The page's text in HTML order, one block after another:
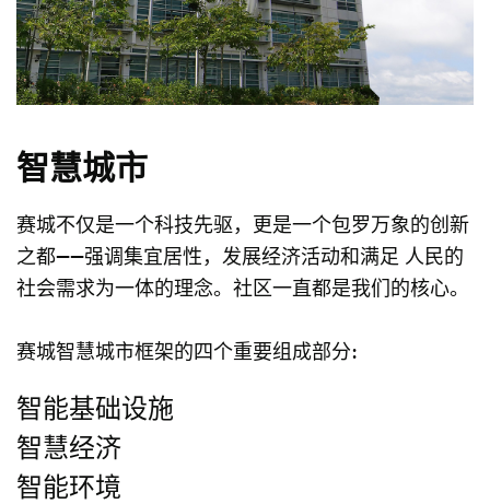
智慧城市
赛城不仅是一个科技先驱，更是一个包罗万象的创新
之都——强调集宜居性，发展经济活动和满足 人⺠的
社会需求为一体的理念。社区一直都是我们的核心。
赛城智慧城市框架的四个重要组成部分:
智能基础设施
智慧经济
智能环境